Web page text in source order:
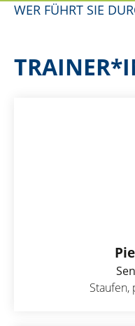
WER FÜHRT SIE
Staufen,